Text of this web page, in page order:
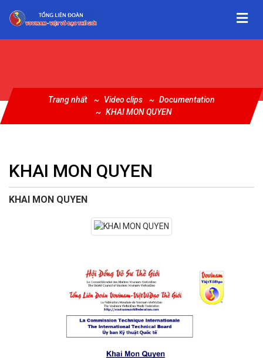
Trang nhất Video clips
Documentation
KHAI MON QUYEN
KHAI MON QUYEN
KHAI MON QUYEN